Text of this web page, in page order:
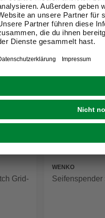
Grid-
WENKO
Seifenspender